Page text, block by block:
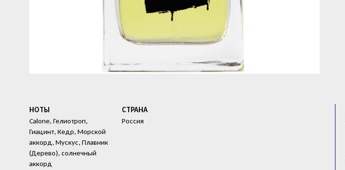
НОТЫ
Calone, Гелиотроп,
Гиацинт, Кедр, Морской
аккорд, Мускус, Плавник
(Дерево), солнечный
аккорд
СТРАНА
Россия